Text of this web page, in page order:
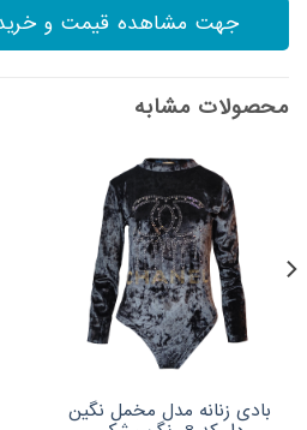
جهت مشاهده قیمت و
محصولات مشابه
بادی زنانه مدل مخمل نگین